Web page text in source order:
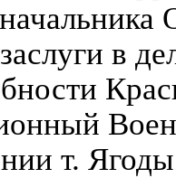
в
т.